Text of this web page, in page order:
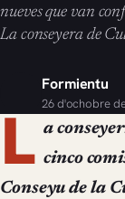
nueves que van
La conseyera de
Formientu
26 d'ochobre
L a
cinco
Conseyu de la